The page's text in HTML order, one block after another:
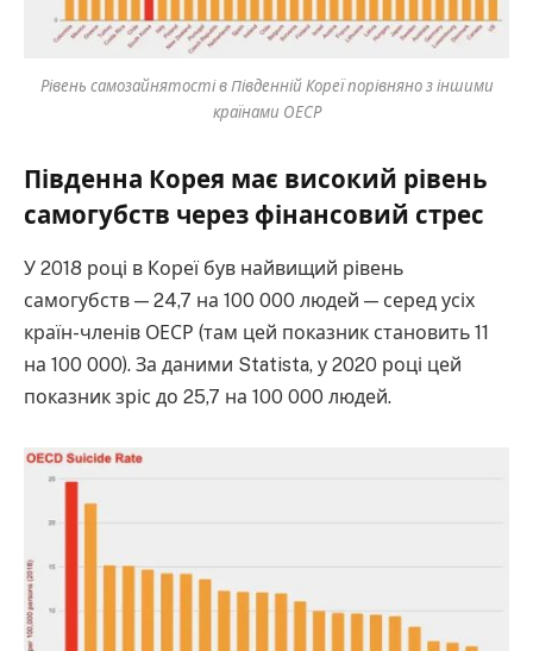
Рівень самозайнятості в Південній Кореї порівняно з іншими
країнами ОЕСР
Південна Корея має високий рівень
самогубств через фінансовий стрес
У 2018 році в Кореї був найвищий рівень
самогубств — 24,7 на 100 000 людей — серед усіх
країн-членів ОЕСР (там цей показник становить 11
на 100 000). За даними Statista, у 2020 році цей
показник зріс до 25,7 на 100 000 людей.